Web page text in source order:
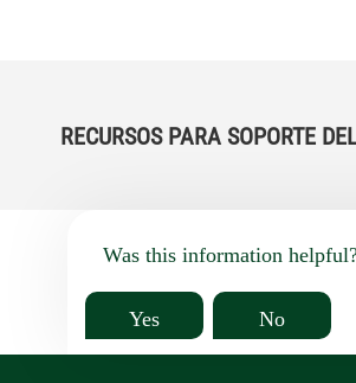
RECURSOS PARA SOPORTE
Was this information
Yes No